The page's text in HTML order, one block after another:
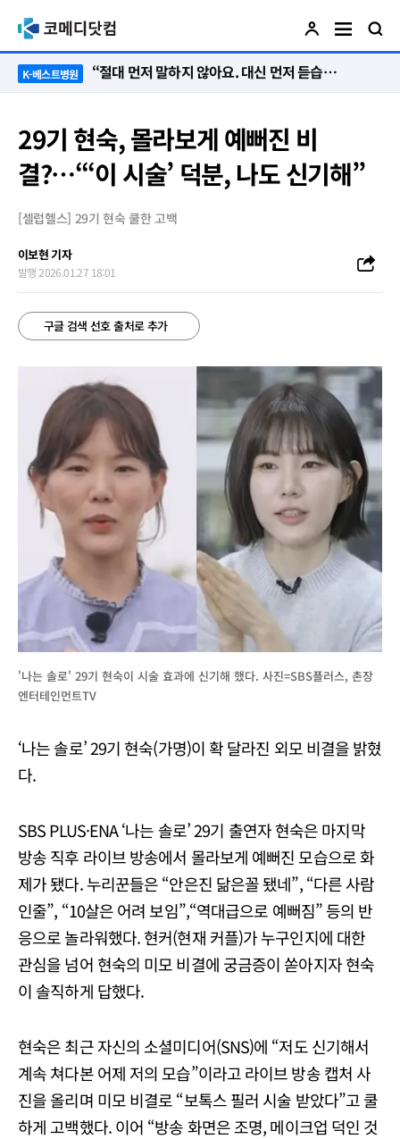
K-베스트병원 “단 한 명도 포기는 없다”…환자의 삶을 다시 세운 ‘오전 8시의 기적’
29기 현숙, 몰라보게 예뻐진 비
결?…“‘이 시술’ 덕분, 나도 신기해”
[셀럽헬스] 29기 현숙 쿨한 고백
이보현 기자
발행 2026.01.27 18:01
구글 검색 선호 출처로 추가
'나는 솔로' 29기 현숙이 시술 효과에 신기해 했다. 사진=SBS플러스, 촌장
엔터테인먼트TV
‘나는 솔로’ 29기 현숙(가명)이 확 달라진 외모 비결을 밝혔
다.
SBS PLUS·ENA ‘나는 솔로’ 29기 출연자 현숙은 마지막
방송 직후 라이브 방송에서 몰라보게 예뻐진 모습으로 화
제가 됐다. 누리꾼들은 “안은진 닮은꼴 됐네”, “다른 사람
인줄”, “10살은 어려 보임”,“역대급으로 예뻐짐” 등의 반
응으로 놀라워했다. 현커(현재 커플)가 누구인지에 대한
관심을 넘어 현숙의 미모 비결에 궁금증이 쏟아지자 현숙
이 솔직하게 답했다.
현숙은 최근 자신의 소셜미디어(SNS)에 “저도 신기해서
계속 쳐다본 어제 저의 모습”이라고 라이브 방송 캡처 사
진을 올리며 미모 비결로 “보톡스 필러 시술 받았다”고 쿨
하게 고백했다. 이어 “방송 화면은 조명, 메이크업 덕인 것